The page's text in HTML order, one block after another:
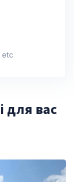
etc
для вас